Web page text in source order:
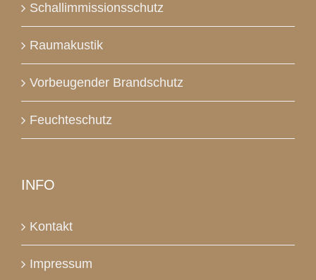
Schallimmissionsschutz
Raumakustik
Vorbeugender Brandschutz
Feuchteschutz
INFO
Kontakt
Impressum